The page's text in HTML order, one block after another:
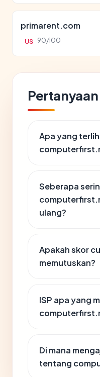
primarent.com
US 90/100
Apa yang
Seberapa
ulang?
Apakah skor
memutuskan?
ISP apa yang
Di mana
tentang